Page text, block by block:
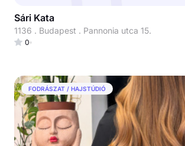
Sári Kata
1136 . Budapest . Pannonia utca 15.
0
FODRÁSZAT / HAJSTÚDIÓ